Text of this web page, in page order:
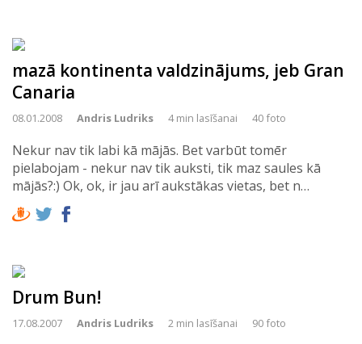
mazā kontinenta valdzinājums, jeb Gran
Canaria
08.01.2008 Andris Ludriks 4 min lasīšanai 40 foto
Nekur nav tik labi kā mājās. Bet varbūt tomēr
pielabojam - nekur nav tik auksti, tik maz saules kā
mājās?:) Ok, ok, ir jau arī aukstākas vietas, bet n…
Drum Bun!
17.08.2007 Andris Ludriks 2 min lasīšanai 90 foto